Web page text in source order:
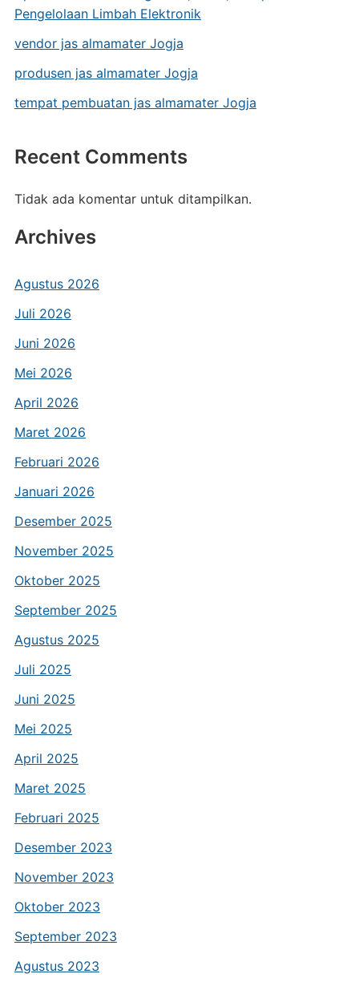
Pengelolaan Limbah Elektronik
vendor jas almamater Jogja
produsen jas almamater Jogja
tempat pembuatan jas almamater Jogja
Recent Comments
Tidak ada komentar untuk ditampilkan.
Archives
Agustus 2026
Juli 2026
Juni 2026
Mei 2026
April 2026
Maret 2026
Februari 2026
Januari 2026
Desember 2025
November 2025
Oktober 2025
September 2025
Agustus 2025
Juli 2025
Juni 2025
Mei 2025
April 2025
Maret 2025
Februari 2025
Desember 2023
November 2023
Oktober 2023
September 2023
Agustus 2023